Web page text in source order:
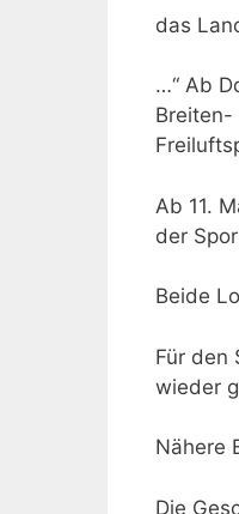
das
…“ Ab
Breiten-
Ab 11.
der
Beide
Für den
wieder
Nähere
Die